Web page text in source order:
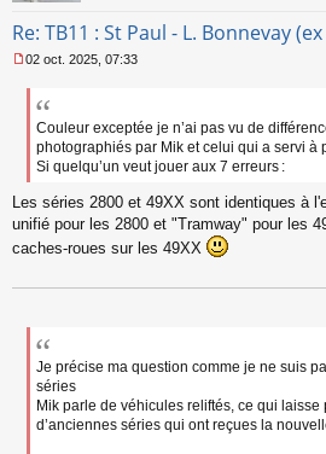
Re: TB11 : St Paul - L. Bonnevay
e
e
n
o
l
02 oct. 2025, 07:33
Couleur exceptée je n’ai pas vu de
photographiés par Mik et celui qui a servi à
Si quelqu’un veut jouer aux 7 erreurs :
Les séries 2800 et 49XX sont identiques à
unifié pour les 2800 et "Tramway" pour les
caches-roues sur les 49XX
Je précise ma question comme je ne suis
séries
Mik parle de véhicules reliftés, ce qui laisse
d’anciennes séries qui ont reçues la